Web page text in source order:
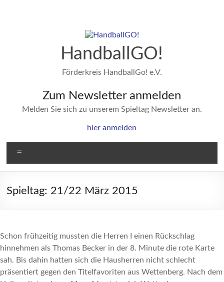
HandballGO!
Förderkreis HandballGo! e.V.
Zum Newsletter anmelden
Melden Sie sich zu unserem Spieltag Newsletter an.
hier anmelden
Spieltag: 21/22 März 2015
Schon frühzeitig mussten die Herren I einen Rückschlag
hinnehmen als Thomas Becker in der 8. Minute die rote Karte
sah. Bis dahin hatten sich die Hausherren nicht schlecht
präsentiert gegen den Titelfavoriten aus Wettenberg. Nach dem